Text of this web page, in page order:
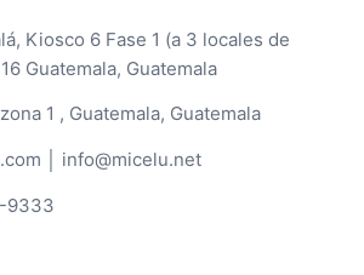
Kiosco 6 Fase 1 (a 3 locales de
Guatemala, Guatemala
1 , Guatemala, Guatemala
│ info@micelu.net
9333